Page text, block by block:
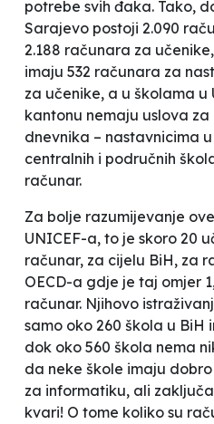
potrebe svih đaka. Tako,
Sarajevo postoji 2.090
2.188 računara za
imaju 532 računara za
za učenike, a u školama u
kantonu nemaju uslova
dnevnika – nastavnicima
centralnih i područnih
računar.
Za bolje razumijevanje
UNICEF-a, to je skoro 20
računar, za cijelu BiH, za
OECD-a gdje je taj omjer
računar. Njihovo
samo oko 260 škola u
dok oko 560 škola nema
da neke škole imaju
za informatiku, ali
kvari! O tome koliko su